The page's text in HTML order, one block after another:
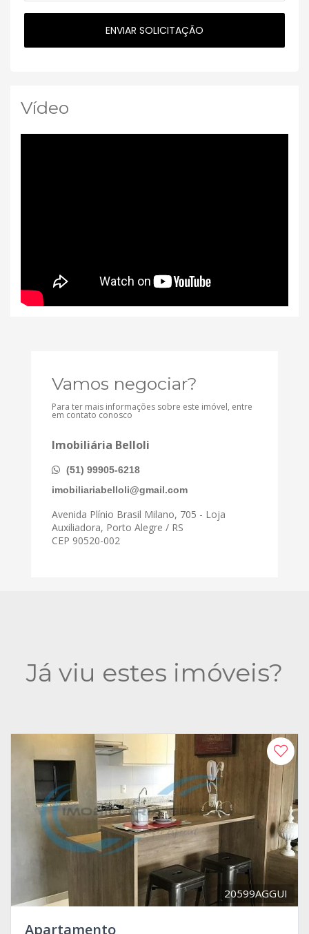
Vídeo
Vamos negociar?
Para ter mais informações sobre este imóvel, entre
em contato conosco
Imobiliária Belloli
(51) 99905-6218
imobiliariabelloli@gmail.com
Avenida Plínio Brasil Milano, 705 - Loja
Auxiliadora, Porto Alegre / RS
CEP 90520-002
Já viu estes imóveis?
20599AGGUI
Apartamento